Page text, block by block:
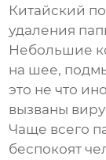
Китайский
удаления
Небольшие
на шее,
это не что
вызваны
Чаще всего
беспокоят